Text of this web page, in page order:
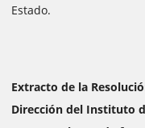
Estado.
Extracto de la
Dirección del Instituto